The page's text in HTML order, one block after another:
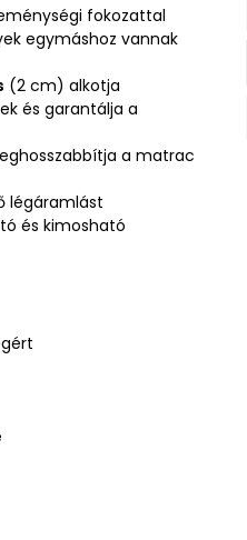
fokozattal
egymáshoz vannak
(2 cm) alkotja
és garantálja a
a matrac
légáramlást
és kimosható